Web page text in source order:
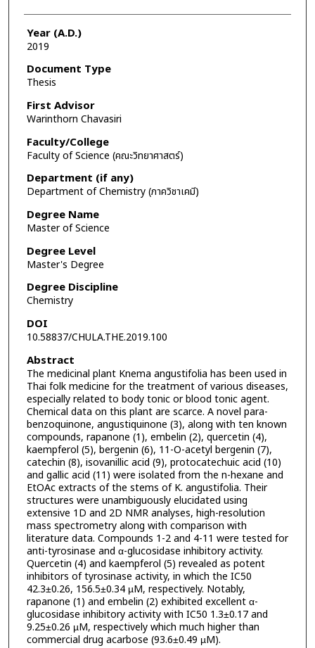
Year (A.D.)
2019
Document Type
Thesis
First Advisor
Warinthorn Chavasiri
Faculty/College
Faculty of Science (คณะวิทยาศาสตร์)
Department (if any)
Department of Chemistry (ภาควิชาเคมี)
Degree Name
Master of Science
Degree Level
Master's Degree
Degree Discipline
Chemistry
DOI
10.58837/CHULA.THE.2019.100
Abstract
The medicinal plant Knema angustifolia has been used in
Thai folk medicine for the treatment of various diseases,
especially related to body tonic or blood tonic agent.
Chemical data on this plant are scarce. A novel para-
benzoquinone, angustiquinone (3), along with ten known
compounds, rapanone (1), embelin (2), quercetin (4),
kaempferol (5), bergenin (6), 11-O-acetyl bergenin (7),
catechin (8), isovanillic acid (9), protocatechuic acid (10)
and gallic acid (11) were isolated from the n-hexane and
EtOAc extracts of the stems of K. angustifolia. Their
structures were unambiguously elucidated using
extensive 1D and 2D NMR analyses, high-resolution
mass spectrometry along with comparison with
literature data. Compounds 1-2 and 4-11 were tested for
anti-tyrosinase and α-glucosidase inhibitory activity.
Quercetin (4) and kaempferol (5) revealed as potent
inhibitors of tyrosinase activity, in which the IC50
42.3±0.26, 156.5±0.34 µM, respectively. Notably,
rapanone (1) and embelin (2) exhibited excellent α-
glucosidase inhibitory activity with IC50 1.3±0.17 and
9.25±0.26 µM, respectively which much higher than
commercial drug acarbose (93.6±0.49 µM).